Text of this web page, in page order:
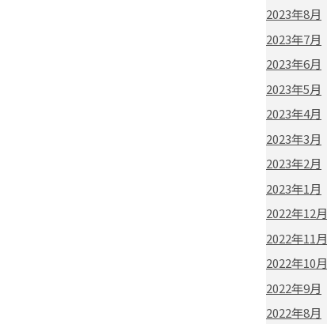
2023年8月
2023年7月
2023年6月
2023年5月
2023年4月
2023年3月
2023年2月
2023年1月
2022年12月
2022年11月
2022年10月
2022年9月
2022年8月